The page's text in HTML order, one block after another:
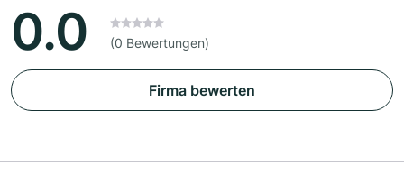
0.0 (0 Bewertungen)
Firma bewerten